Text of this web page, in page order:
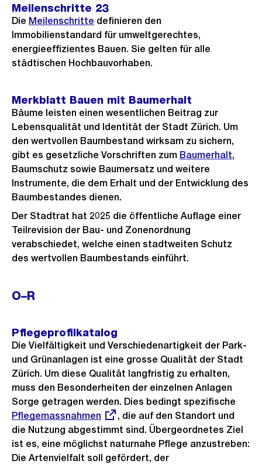
Meilenschritte 23
Die Meilenschritte definieren den
Immobilienstandard für umweltgerechtes,
energieeffizientes Bauen. Sie gelten für alle
städtischen Hochbauvorhaben.
Merkblatt Bauen mit Baumerhalt
Bäume leisten einen wesentlichen Beitrag zur
Lebensqualität und Identität der Stadt Zürich. Um
den wertvollen Baumbestand wirksam zu sichern,
gibt es gesetzliche Vorschriften zum Baumerhalt,
Baumschutz sowie Baumersatz und weitere
Instrumente, die dem Erhalt und der Entwicklung des
Baumbestandes dienen.
Der Stadtrat hat 2025 die öffentliche Auflage einer
Teilrevision der Bau- und Zonenordnung
verabschiedet, welche einen stadtweiten Schutz
des wertvollen Baumbestands einführt.
O–R
Pflegeprofilkatalog
Die Vielfältigkeit und Verschiedenartigkeit der Park-
und Grünanlagen ist eine grosse Qualität der Stadt
Zürich. Um diese Qualität langfristig zu erhalten,
muss den Besonderheiten der einzelnen Anlagen
Sorge getragen werden. Dies bedingt spezifische
Pflegemassnahmen
, die auf den Standort und
die Nutzung abgestimmt sind. Übergeordnetes Ziel
ist es, eine möglichst naturnahe Pflege anzustreben:
Die Artenvielfalt soll gefördert, der